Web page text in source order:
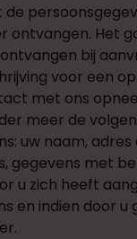
ontvangen. Het
bij
voor een
met ons
meer de
uw naam, adres
gegevens met
u zich heeft
en indien door u